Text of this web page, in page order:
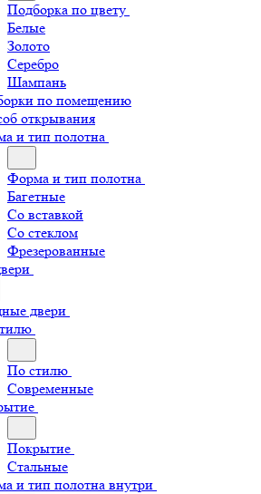
Подборка по цвету
Белые
Золото
Серебро
Шампань
по помещению
открывания
и тип полотна
Форма и тип полотна
Багетные
Со вставкой
Со стеклом
Фрезерованные
двери
По стилю
Современные
Покрытие
Стальные
и тип полотна внутри